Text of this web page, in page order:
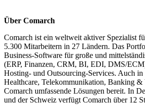
Über Comarch
Comarch ist ein weltweit aktiver Spezialist
5.300 Mitarbeitern in 27 Ländern. Das
Business-Software für große und
(ERP, Finanzen, CRM, BI, EDI, DMS/
Hosting- und Outsourcing-Services. Auch
Healthcare, Telekommunikation, Banking &
Comarch umfassende Lösungen bereit. In
und der Schweiz verfügt Comarch über 12